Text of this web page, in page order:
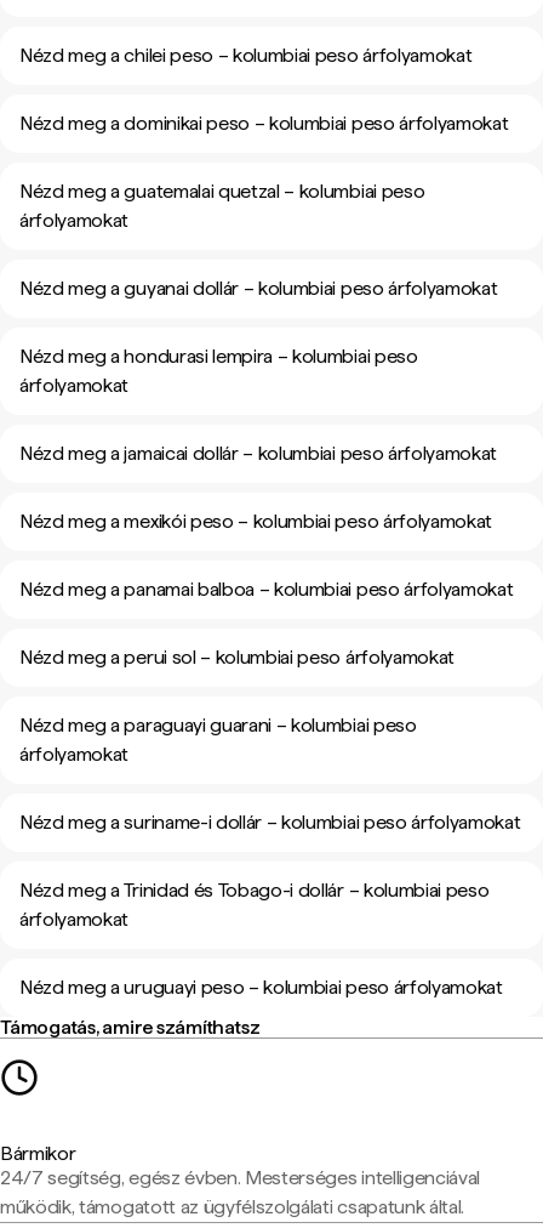
Nézd meg a chilei peso – kolumbiai peso árfolyamokat
Nézd meg a dominikai peso – kolumbiai peso árfolyamokat
Nézd meg a guatemalai quetzal – kolumbiai peso
árfolyamokat
Nézd meg a guyanai dollár – kolumbiai peso árfolyamokat
Nézd meg a hondurasi lempira – kolumbiai peso
árfolyamokat
Nézd meg a jamaicai dollár – kolumbiai peso árfolyamokat
Nézd meg a mexikói peso – kolumbiai peso árfolyamokat
Nézd meg a panamai balboa – kolumbiai peso árfolyamokat
Nézd meg a perui sol – kolumbiai peso árfolyamokat
Nézd meg a paraguayi guarani – kolumbiai peso
árfolyamokat
Nézd meg a suriname-i dollár – kolumbiai peso árfolyamokat
Nézd meg a Trinidad és Tobago-i dollár – kolumbiai peso
árfolyamokat
Nézd meg a uruguayi peso – kolumbiai peso árfolyamokat
Támogatás, amire számíthatsz
Bármikor
24/7 segítség, egész évben. Mesterséges intelligenciával
működik, támogatott az ügyfélszolgálati csapatunk által.